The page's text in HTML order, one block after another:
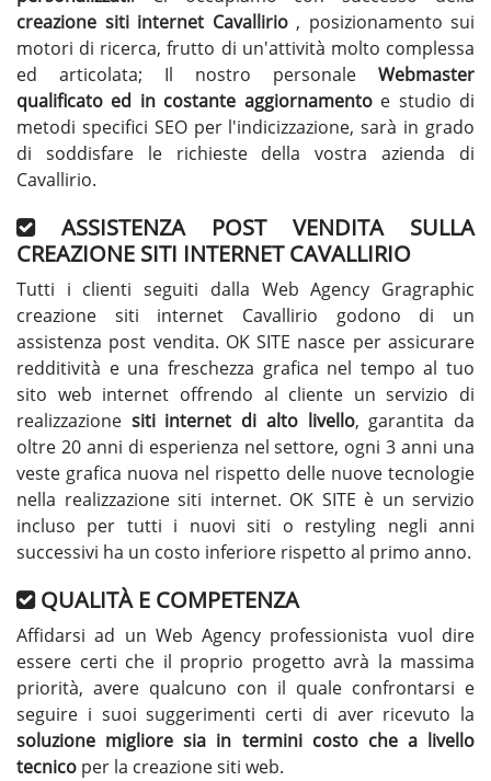
creazione siti internet Cavallirio, posizionamento sui
motori di ricerca, frutto di un'attività molto complessa
ed articolata; Il nostro personale Webmaster
qualificato ed in costante aggiornamentoe studio di
metodi specifici SEO per l'indicizzazione, sarà in grado
di soddisfare le richieste della vostra azienda di
Cavallirio.
ASSISTENZA POST VENDITA SULLA
CREAZIONE SITI INTERNET CAVALLIRIO
Tutti i clienti seguiti dalla Web Agency Gragraphic
creazione siti internet Cavallirio godono di un
assistenza post vendita. OK SITE nasce per assicurare
redditività e una freschezza grafica nel tempo al tuo
sito web internet offrendo al cliente un servizio di
realizzazione siti internet di alto livello, garantita da
oltre 20 anni di esperienza nel settore, ogni 3 anni una
veste grafica nuova nel rispetto delle nuove tecnologie
nella realizzazione siti internet. OK SITE è un servizio
incluso per tutti i nuovi siti o restyling negli anni
successivi ha un costo inferiore rispetto al primo anno.
QUALITÀ E COMPETENZA
Affidarsi ad un Web Agency professionista vuol dire
essere certi che il proprio progetto avrà la massima
priorità, avere qualcuno con il quale confrontarsi e
seguire i suoi suggerimenti certi di aver ricevuto la
soluzione migliore sia in termini costo che a livello
tecnico per la creazione siti web.